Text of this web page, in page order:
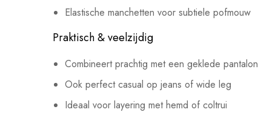
Elastische manchetten voor subtiele pofmouw
Praktisch & veelzijdig
Combineert prachtig met een geklede pantalon
Ook perfect casual op jeans of wide leg
Ideaal voor layering met hemd of coltrui